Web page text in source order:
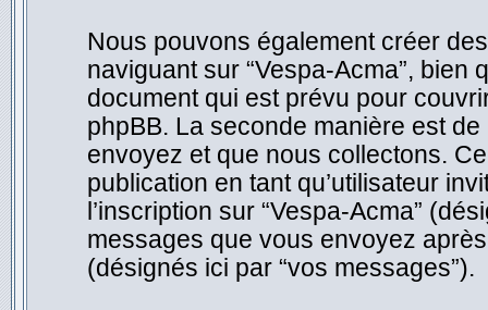
Nous pouvons également créer
naviguant sur “Vespa-Acma”,
document qui est prévu pour
phpBB. La seconde manière est
envoyez et que nous collectons.
publication en tant qu’utilisateur
l’inscription sur “Vespa-Acma”
messages que vous envoyez
(désignés ici par “vos messages”).